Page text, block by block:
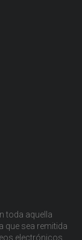
toda aquella
que sea remitida
electrónicos